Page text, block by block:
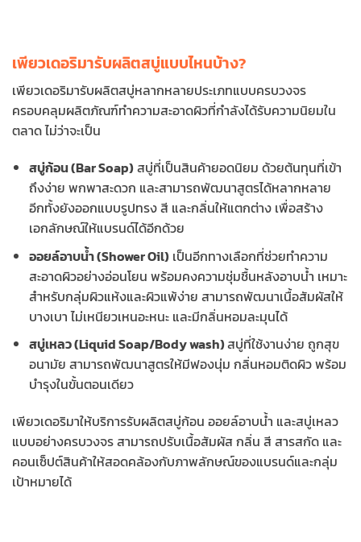
เพียวเดอริมารับผลิตสบู่แบบไหนบ้าง?
เพียวเดอริมารับผลิตสบู่หลากหลายประเภทแบบครบวงจร
ครอบคลุมผลิตภัณฑ์ทำความสะอาดผิวที่กำลังได้รับความนิยมใน
ตลาด ไม่ว่าจะเป็น
สบู่ก้อน (Bar Soap)สบู่ที่เป็นสินค้ายอดนิยม ด้วยต้นทุนที่เข้า
ถึงง่าย พกพาสะดวก และสามารถพัฒนาสูตรได้หลากหลาย
อีกทั้งยังออกแบบรูปทรง สี และกลิ่นให้แตกต่าง เพื่อสร้าง
เอกลักษณ์ให้แบรนด์ได้อีกด้วย
ออยล์อาบน้ำ (Shower Oil)เป็นอีกทางเลือกที่ช่วยทำความ
สะอาดผิวอย่างอ่อนโยน พร้อมคงความชุ่มชื้นหลังอาบน้ำ เหมาะ
สำหรับกลุ่มผิวแห้งและผิวแพ้ง่าย สามารถพัฒนาเนื้อสัมผัสให้
บางเบา ไม่เหนียวเหนอะหนะ และมีกลิ่นหอมละมุนได้
สบู่เหลว (Liquid Soap/Body wash)สบู่ที่ใช้งานง่าย ถูกสุข
อนามัย สามารถพัฒนาสูตรให้มีฟองนุ่ม กลิ่นหอมติดผิว พร้อม
บำรุงในขั้นตอนเดียว
เพียวเดอริมาให้บริการรับผลิตสบู่ก้อน ออยล์อาบน้ำ และสบู่เหลว
แบบอย่างครบวงจร สามารถปรับเนื้อสัมผัส กลิ่น สี สารสกัด และ
คอนเซ็ปต์สินค้าให้สอดคล้องกับภาพลักษณ์ของแบรนด์และกลุ่ม
เป้าหมายได้